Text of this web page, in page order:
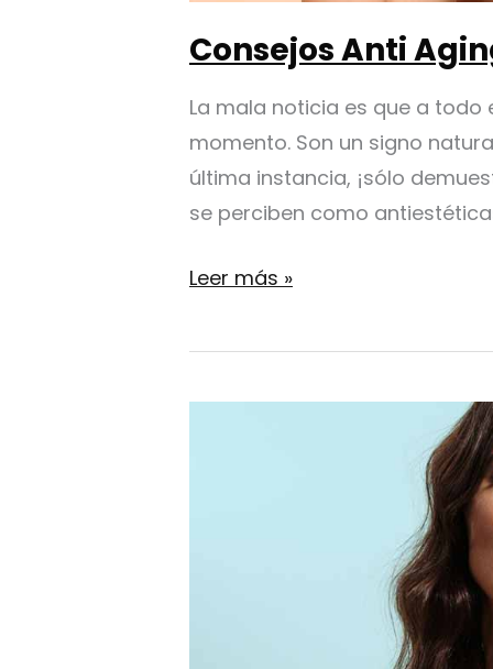
Consejos Anti
La mala noticia es que a todo
momento. Son un signo
última instancia, ¡sólo
se perciben como
Consejos
Aging:
Leer más »